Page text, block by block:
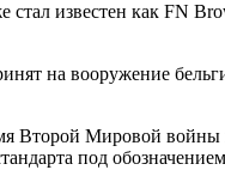
известен как FN
на вооружение
Второй Мировой
под